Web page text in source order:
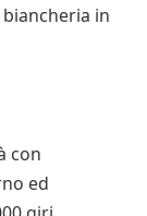
in
con
ed